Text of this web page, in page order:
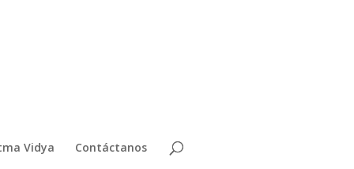
Vidya Contáctanos